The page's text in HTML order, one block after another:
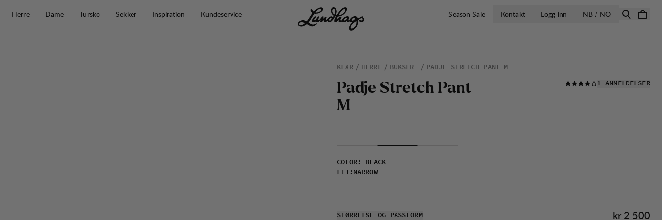
Herre
Dame Tursko Sekker Inspiration Kundeservice Season Sale Kontakt Logg inn NB / NOÅPNE VELG
KLÆR HERRE BUKSER PADJE STRETCH PANT M
Padje Stretch Pant
M
LES ALLE
1 ANMELDELSER
COLOR :
BLACK
FIT: NARROW
STØRRELSE OG PASSFORM Pris:
kr 2 500